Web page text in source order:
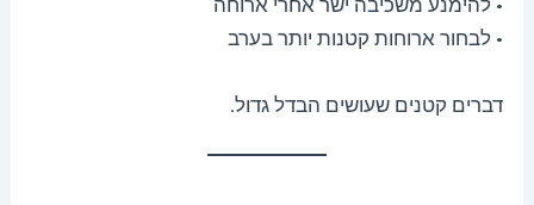
• להימנע משכיבה ישר אחרי ארוחה
• לבחור ארוחות קטנות יותר בערב
דברים קטנים שעושים הבדל גדול.